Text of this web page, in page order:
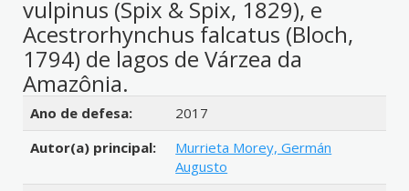
vulpinus (Spix & Spix, 1829), e
Acestrorhynchus falcatus (Bloch,
1794) de lagos de Várzea da
Amazônia.
Detalhes bibliográficos
Ano de defesa:
2017
Autor(a) principal:
Murrieta Morey, Germán
Augusto